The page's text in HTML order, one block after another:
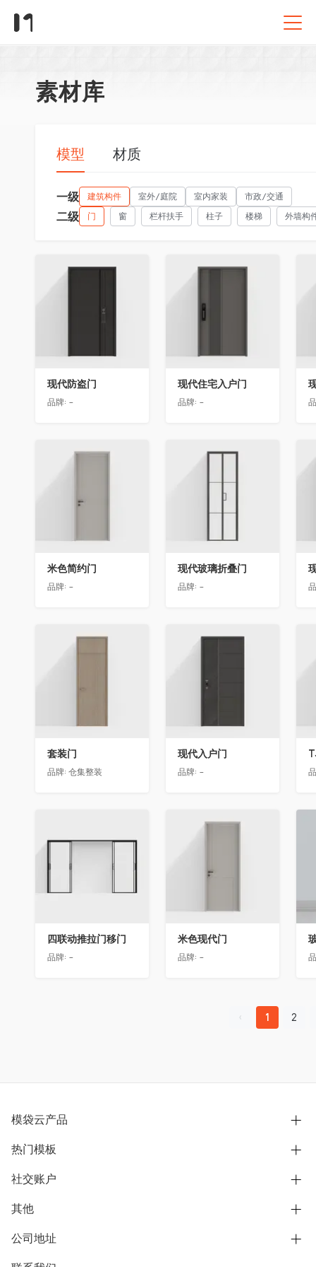
素材库
模型 材质
一级 建筑构件 室外/庭院 室内家装 市政/交通
二级 门 窗 栏杆扶手 柱子 楼梯 外墙构
收藏
现代防盗门
品牌: -
收藏
现代住宅入户门
品牌: -
收藏
米色简约门
品牌: -
收藏
现代玻璃折叠门
品牌: -
收藏
套装门
品牌: 仓集整装
收藏
现代入户门
品牌: -
四联动推拉门移门
品牌: -
收藏
米色现代门
品牌: -
1 2
模袋云产品
别墅设计营销
模型协同展示分享
别墅社区
热门模板
欧式别墅
中式别墅
社交账户
B站
抖音
微信公众号
其他
用户服务协议
隐私政策
公司地址